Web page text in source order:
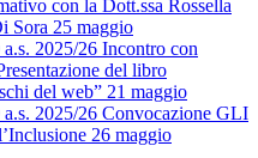
con la Dott.ssa Rossella
Sora 25 maggio
2025/26 Incontro con
del libro
del web” 21 maggio
2025/26 Convocazione GLI
26 maggio